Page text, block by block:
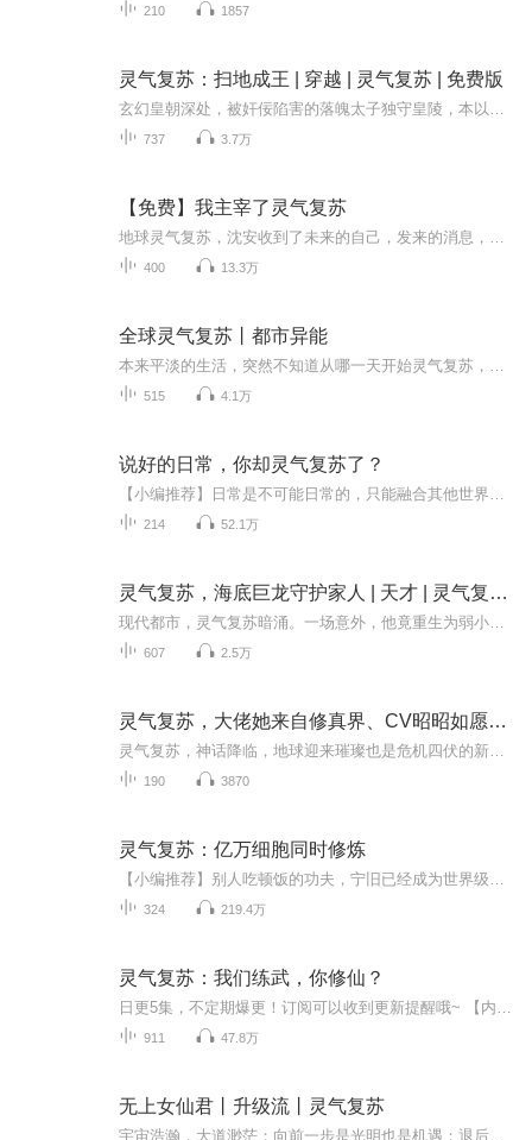
210 1857
灵气复苏：扫地成王 | 穿越 | 灵气复苏 | 免费版
737 3.7万
【免费】我主宰了灵气复苏
400 13.3万
全球灵气复苏丨都市异能
515 4.1万
说好的日常，你却灵气复苏了？
214 52.1万
灵气复苏，海底巨龙守护家人 | 天才 | 灵气复苏 | 免费版
607 2.5万
灵气复苏，大佬她来自修真界、CV昭昭如愿主演【多播】/灵气复苏，星海降临
190 3870
灵气复苏：亿万细胞同时修炼
324 219.4万
灵气复苏：我们练武，你修仙？
911 47.8万
无上女仙君丨升级流丨灵气复苏